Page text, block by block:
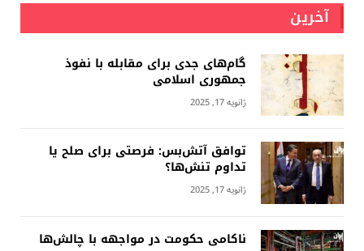
آخرین
گام‌های جدی برای مقابله با نفوذ
جمهوری اسلامى
ژانویه 17, 2025
توافق آتش‌بس: فرصتی برای صلح یا
تداوم تنش‌ها؟
ژانویه 17, 2025
ناکامی حکومت در مواجهه با چالش‌ها